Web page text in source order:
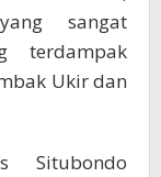
sangat
terdampak
Ukir dan
Situbondo